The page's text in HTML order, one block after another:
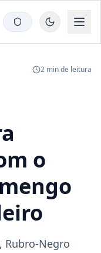
2 min de leitura
o
Rubro-Negro